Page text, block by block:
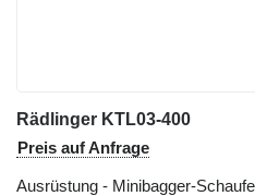
Rädlinger KTL03-400
Preis auf Anfrage
Ausrüstung - Minibagger-